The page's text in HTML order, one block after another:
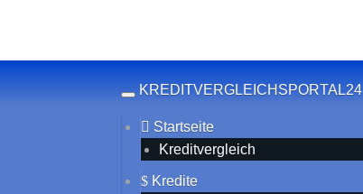
Toggle navigation
KREDITVERGLEICHSPORTAL24
Startseite
Kreditvergleich
Kredite